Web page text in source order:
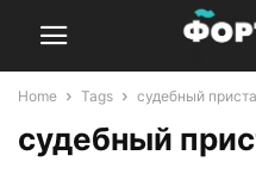
Home Tags судебный
судебный